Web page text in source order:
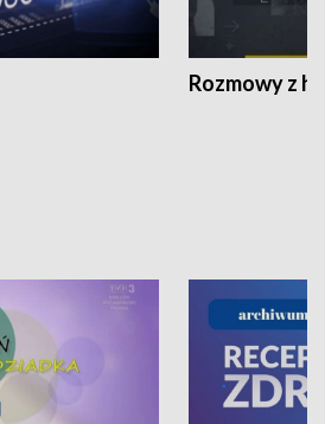
Rozmowy z